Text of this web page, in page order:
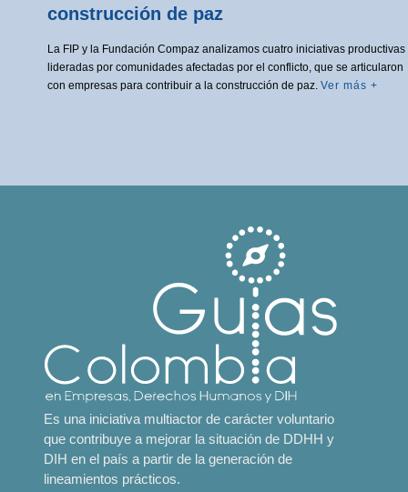
construcción de paz
La FIP y la Fundación Compaz analizamos cuatro iniciativas productivas
lideradas por comunidades afectadas por el conflicto, que se articularon
con empresas para contribuir a la construcción de paz.Ver más +
Es una iniciativa multiactor de carácter voluntario
que contribuye a mejorar la situación de DDHH y
DIH en el país a partir de la generación de
lineamientos prácticos.